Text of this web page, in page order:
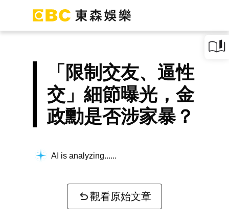
「限制交友、逼性
交」細節曝光，金
政勳是否涉家暴？
AI is analyzing...
觀看原始文章